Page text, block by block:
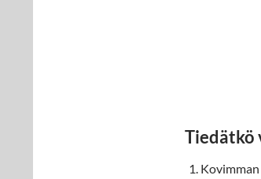
Tiedätkö